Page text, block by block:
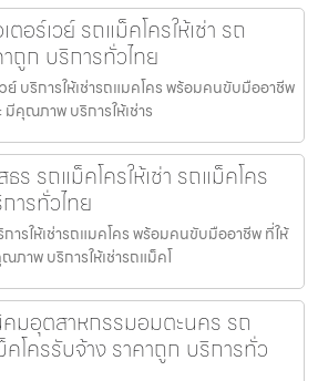
ตอร์เวย์ รถแม็คโครให้เช่า รถ
ถูก บริการทั่วไทย
วย์ บริการให้เช่ารถแมคโคร พร้อมคนขับมืออาชีพ
มีคุณภาพ บริการให้เช่าร
ธร รถแม็คโครให้เช่า รถแม็คโคร
ารทั่วไทย
การให้เช่ารถแมคโคร พร้อมคนขับมืออาชีพ ที่ให้
ภาพ บริการให้เช่ารถแม็คโ
มอุตสาหกรรมอมตะนคร รถ
คโครรับจ้าง ราคาถูก บริการทั่ว